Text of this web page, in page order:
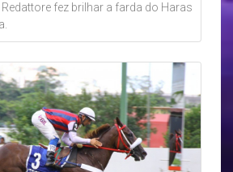
fez brilhar a farda do Haras